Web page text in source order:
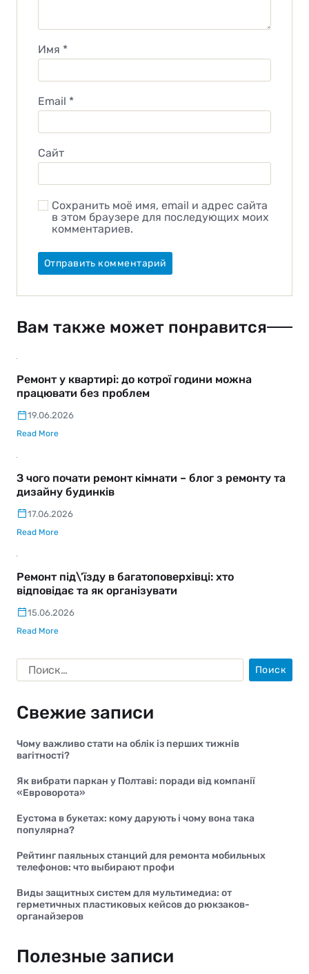
Имя *
Email *
Сайт
Сохранить моё имя, email и адрес сайта
в этом браузере для последующих моих
комментариев.
Вам также может понравится
Ремонт у квартирі: до котрої години можна
працювати без проблем
19.06.2026
Read More
З чого почати ремонт кімнати – блог з ремонту та
дизайну будинків
17.06.2026
Read More
Ремонт під\’їзду в багатоповерхівці: хто
відповідає та як організувати
15.06.2026
Read More
Свежие записи
Чому важливо стати на облік із перших тижнів
вагітності?
Як вибрати паркан у Полтаві: поради від компанії
«Евроворота»
Еустома в букетах: кому дарують і чому вона така
популярна?
Рейтинг паяльных станций для ремонта мобильных
телефонов: что выбирают профи
Виды защитных систем для мультимедиа: от
герметичных пластиковых кейсов до рюкзаков-
органайзеров
Полезные записи